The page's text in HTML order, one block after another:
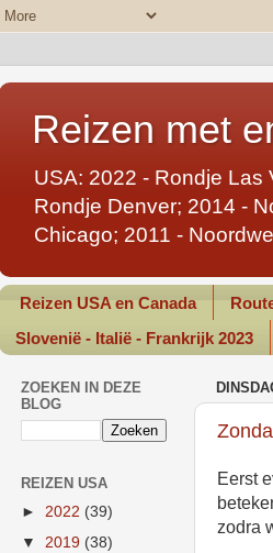
Reizen met
USA: 2022 - Rondje Las
Rondje Denver; 2014 -
Chicago; 2011 -
Reizen USA en Canada
Slovenië - Italië - Frankrijk 2023
Eerst
zodra
ZOEKEN IN DEZE
BLOG
REIZEN USA
► 2022 (39)
▼ 2019 (38)